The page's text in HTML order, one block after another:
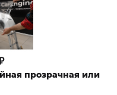
прозрачная или